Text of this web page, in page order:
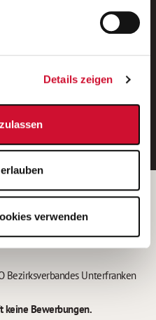
Details zeigen
verwenden
eintragen
Bezirksverbandes Unterfranken
keine Bewerbungen.